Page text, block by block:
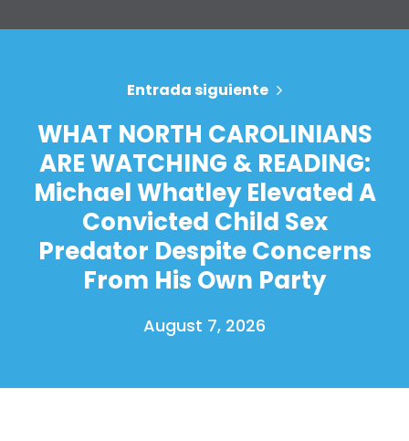
Entrada siguiente
WHAT NORTH CAROLINIANS
ARE WATCHING & READING:
Michael Whatley Elevated A
Convicted Child Sex
Predator Despite Concerns
From His Own Party
August 7, 2026